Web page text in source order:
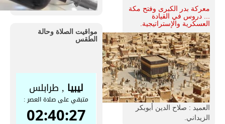
معركة بدر الكبرى وفتح مكة
... دروس في القيادة
العسكرية والإستراتيجية.
العميد : صلاح الدين أبوبكر
الزيداني.
مواقيت الصلاة وحالة
الطقس